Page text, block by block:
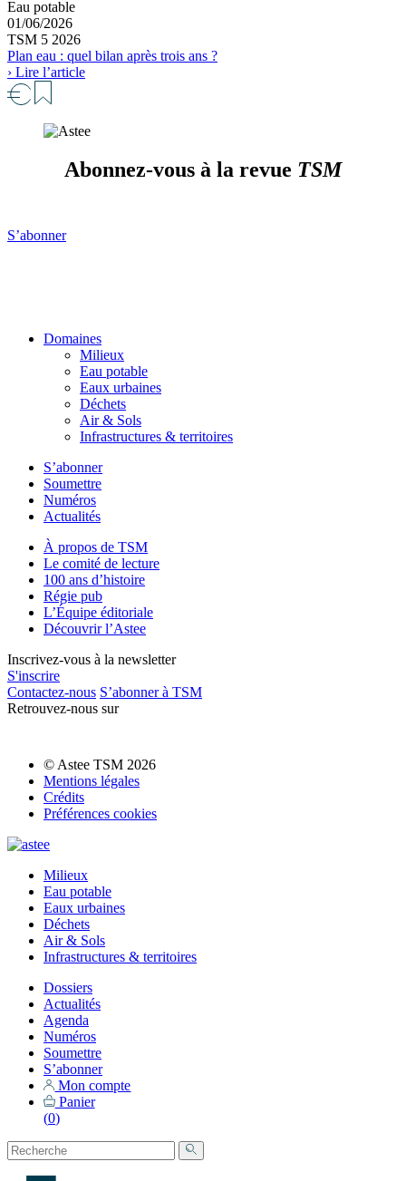
Eau potable
01/06/2026
TSM 5 2026
Plan eau : quel bilan après trois ans ?
› Lire l’article
Abonnez-vous à la revue TSM
S’abonner
Domaines
Milieux
Eau potable
Eaux urbaines
Déchets
Air & Sols
Infrastructures & territoires
S’abonner
Soumettre
Numéros
Actualités
À propos de TSM
Le comité de lecture
100 ans d’histoire
Régie pub
L’Équipe éditoriale
Découvrir l’Astee
Inscrivez-vous à la newsletter
S'inscrire
Contactez-nous S’abonner à TSM
Retrouvez-nous sur
© Astee TSM 2026
Mentions légales
Crédits
Préférences cookies
Milieux
Eau potable
Eaux urbaines
Déchets
Air & Sols
Infrastructures & territoires
Dossiers
Actualités
Agenda
Numéros
Soumettre
S’abonner
Mon compte
Panier
(0)